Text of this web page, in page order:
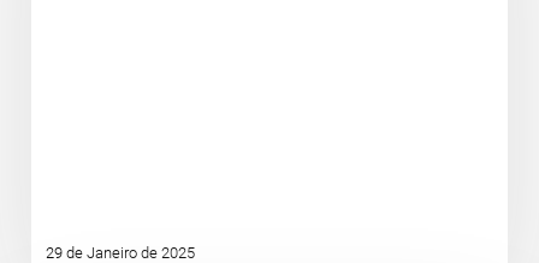
29 de Janeiro de 2025